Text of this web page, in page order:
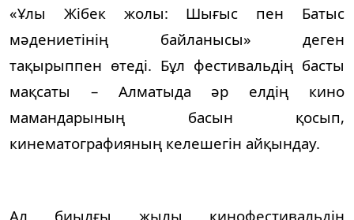
«Ұлы Жібек жолы: Шығыс пен Батыс
мәдениетінің байланысы» деген
тақырыппен өтеді. Бұл фестивальдің басты
мақсаты – Алматыда әр елдің кино
мамандарының басын қосып,
кинематографияның келешегін айқындау.
Ал биылғы жылы кинофестивальдің